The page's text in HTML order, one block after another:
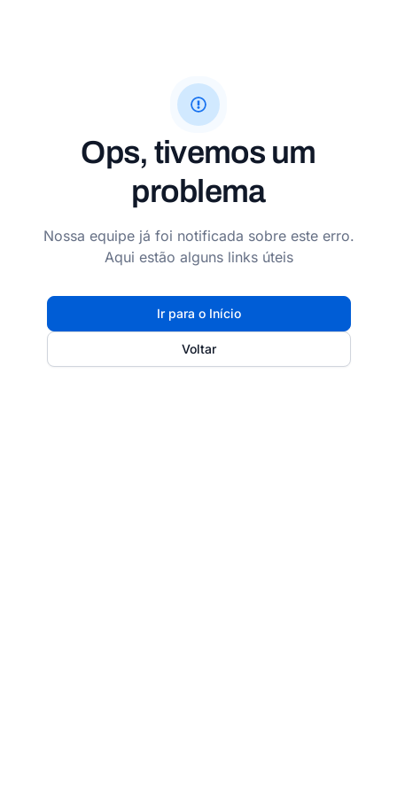
Ops, tivemos um
problema
Nossa equipe já foi notificada sobre este erro.
Aqui estão alguns links úteis
Ir para o Início
Voltar